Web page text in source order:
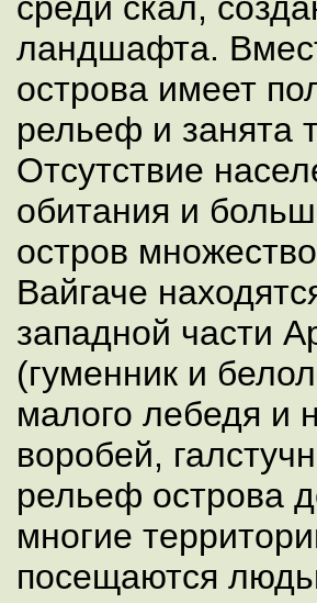
ландшафта.
острова имеет
рельеф и занята
Отсутствие
обитания и
остров
Вайгаче
западной части
(гуменник и
малого лебедя и
воробей,
рельеф острова
многие
посещаются